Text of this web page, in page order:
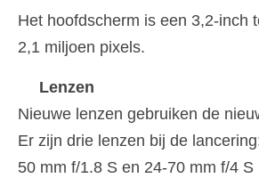
Het hoofdscherm is een 3,2-inch
2,1 miljoen pixels.
Lenzen
Nieuwe lenzen gebruiken de
Er zijn drie lenzen bij de
50 mm f/1.8 S en 24-70 mm f/4 S